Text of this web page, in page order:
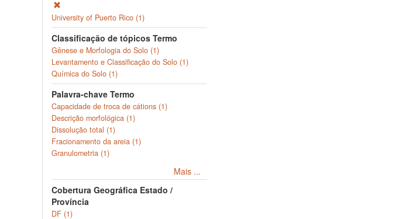
University of Puerto Rico (1)
Classificação de tópicos Termo
Gênese e Morfologia do Solo (1)
Levantamento e Classificação do Solo (1)
Química do Solo (1)
Palavra-chave Termo
Capacidade de troca de cátions (1)
Descrição morfológica (1)
Dissolução total (1)
Fracionamento da areia (1)
Granulometria (1)
Mais ...
Cobertura Geográfica Estado /
Província
DF (1)